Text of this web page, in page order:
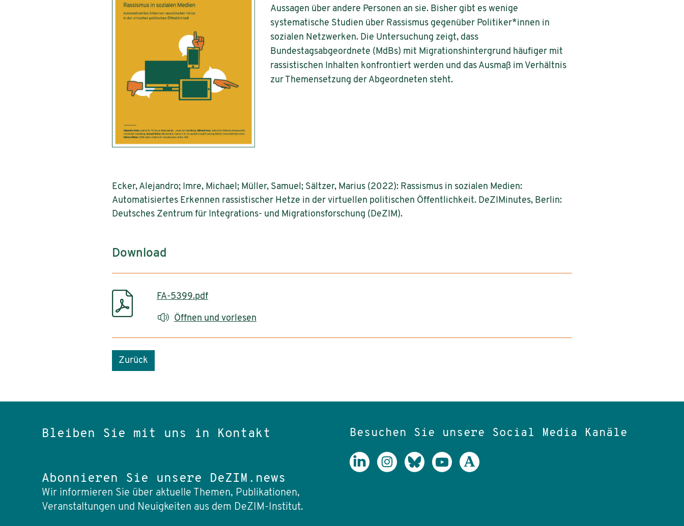
Aussagen über andere Personen an sie. Bisher gibt es wenige
systematische Studien über Rassismus gegenüber Politiker*innen in
sozialen Netzwerken. Die Untersuchung zeigt, dass
Bundestagsabgeordnete (MdBs) mit Migrationshintergrund häufiger mit
rassistischen Inhalten konfrontiert werden und das Ausmaß im Verhältnis
zur Themensetzung der Abgeordneten steht.
Ecker, Alejandro; Imre, Michael; Müller, Samuel; Sältzer, Marius (2022): Rassismus in sozialen Medien:
Automatisiertes Erkennen rassistischer Hetze in der virtuellen politischen Öffentlichkeit. DeZIMinutes, Berlin:
Deutsches Zentrum für Integrations- und Migrationsforschung (DeZIM).
Download
FA-5399.pdf
Öffnen und vorlesen
Zurück
Bleiben Sie mit uns in Kontakt
Abonnieren Sie unsere DeZIM.news
Wir informieren Sie über aktuelle Themen, Publikationen,
Veranstaltungen und Neuigkeiten aus dem DeZIM-Institut.
Besuchen Sie unsere Social Media Kanäle